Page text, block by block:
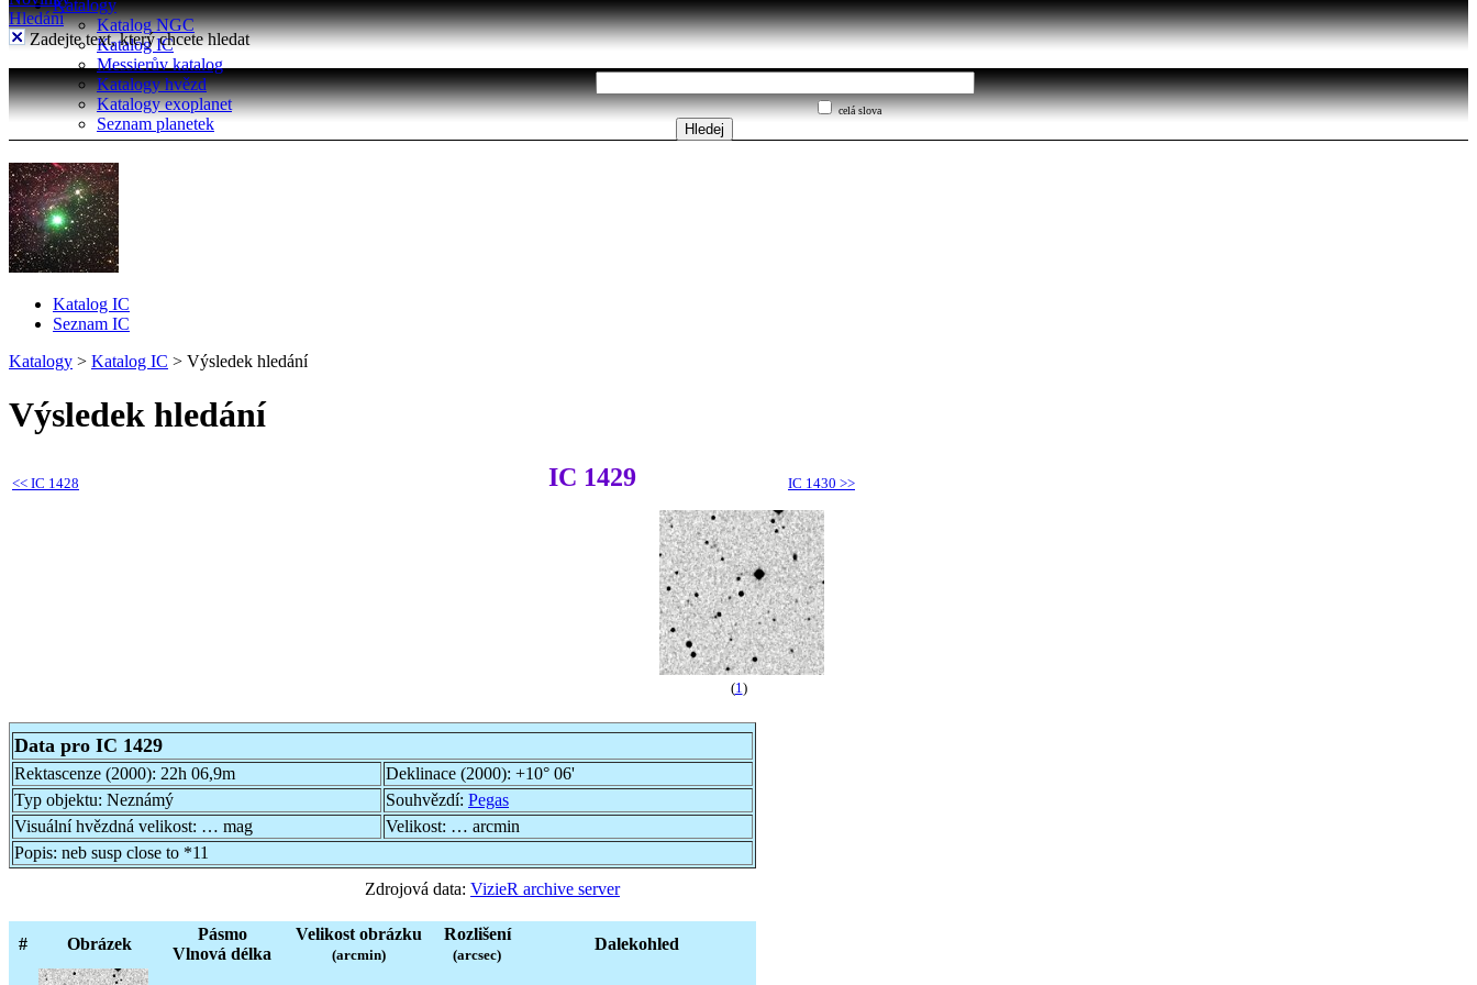
Katalogy
Katalog NGC
Katalog IC
Messierův katalog
Katalogy hvězd
Katalogy exoplanet
Seznam planetek
Hledání
Zadejte text, který chcete hledat
celá slova
Katalog IC
Seznam IC
Katalogy > Katalog IC > Výsledek hledání
Výsledek hledání
<< IC 1428 IC 1429 IC 1430 >>
(1 )
Data pro IC 1429
Rektascenze (2000): 22h 06,9m Deklinace (2000): +10° 06'
Typ objektu: Neznámý Souhvězdí: Pegas
Visuální hvězdná velikost: … mag Velikost: … arcmin
Popis: neb susp close to *11
Zdrojová data: VizieR archive server
# Obrázek
Pásmo
Vlnová délka
Velikost obrázku
(arcmin)
Rozlišení
(arcsec)
Dalekohled